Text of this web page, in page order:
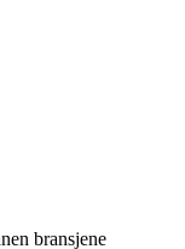
bransjene